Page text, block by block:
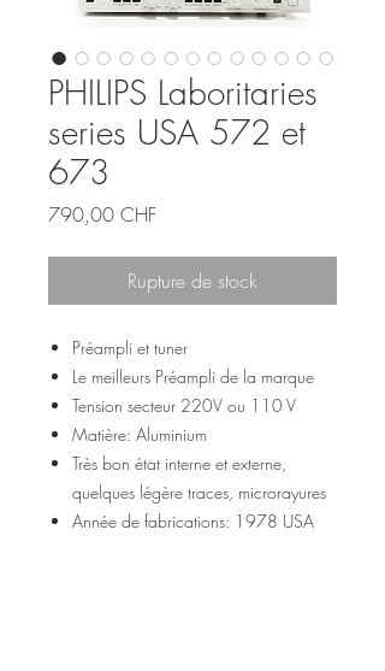
PHILIPS Laboritaries
series USA 572 et
673
790,00 CHF
Rupture de stock
Préampli et tuner
Le meilleurs Préampli de la marque
Tension secteur 220V ou 110 V
Matière: Aluminium
Très bon état interne et externe,
quelques légère traces, microrayures
Année de fabrications: 1978 USA